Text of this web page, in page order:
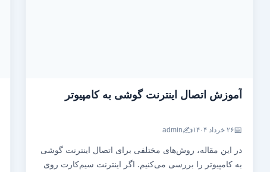
آموزش اتصال اینترنت گوشی به کامپیوتر
📅۲۶ خرداد ۱۴۰۴ ✍️
admin
در این مقاله، روش‌های مختلفی برای اتصال اینترنت گوشی
به کامپیوتر را بررسی می‌کنیم. اگر اینترنت سیم‌کارت روی